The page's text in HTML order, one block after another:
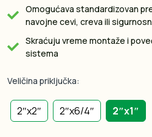
Omogućava standardizovan
navojne cevi, creva ili
Skraćuju vreme montaže i
sistema
Veličina priključka:
2″x2″ 2″x6/4″ 2″x1″